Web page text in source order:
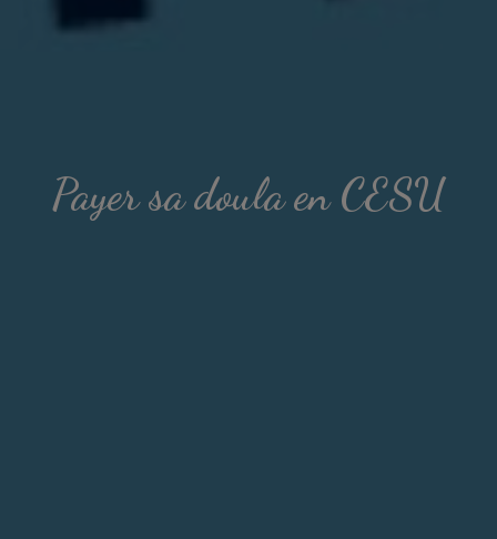
Payer sa doula en CESU